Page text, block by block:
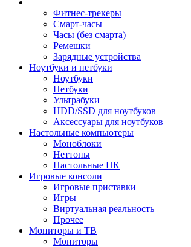
Фитнес-трекеры
Смарт-часы
Часы (без смарта)
Ремешки
Зарядные устройства
Ноутбуки и нетбуки
Ноутбуки
Нетбуки
Ультрабуки
HDD/SSD для ноутбуков
Аксессуары для ноутбуков
Настольные компьютеры
Моноблоки
Неттопы
Настольные ПК
Игровые консоли
Игровые приставки
Игры
Виртуальная реальность
Прочее
Мониторы и ТВ
Мониторы